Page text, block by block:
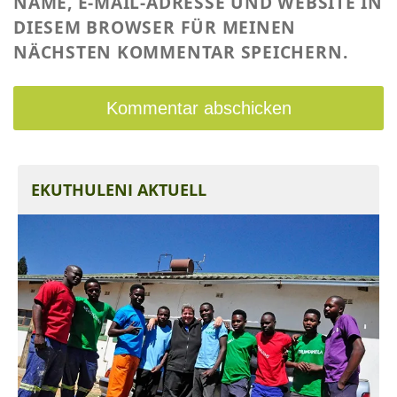
DIESEM BROWSER FÜR MEINEN
NÄCHSTEN KOMMENTAR SPEICHERN.
EKUTHULENI AKTUELL